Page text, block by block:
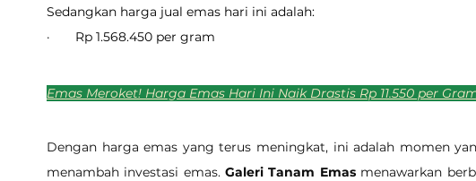
Sedangkan harga jual emas hari ini adalah:
·       Rp 1.568.450 per gram
Emas Meroket! Harga Emas Hari Ini Naik Drastis Rp 11.550 per
Dengan harga emas yang terus meningkat, ini adalah momen
menambah investasi emas. Galeri Tanam Emas menawarkan